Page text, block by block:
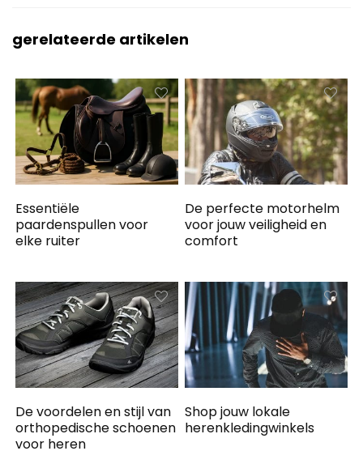
gerelateerde artikelen
Essentiële
paardenspullen voor
elke ruiter
De perfecte motorhelm
voor jouw veiligheid en
comfort
De voordelen en stijl van
orthopedische schoenen
voor heren
Shop jouw lokale
herenkledingwinkels